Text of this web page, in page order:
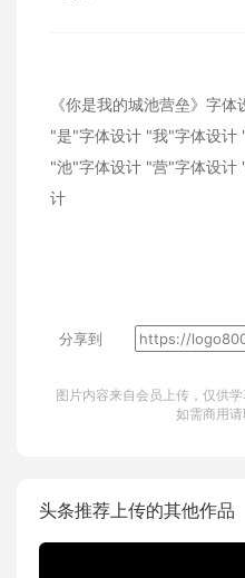
《你是我的城池营垒》字
"是"字体设计 "我"字体设计
"池"字体设计 "营"字体设计
计
分享到
图片内容来自会员上传，仅供
如需商用请
头条推荐上传的其他作品